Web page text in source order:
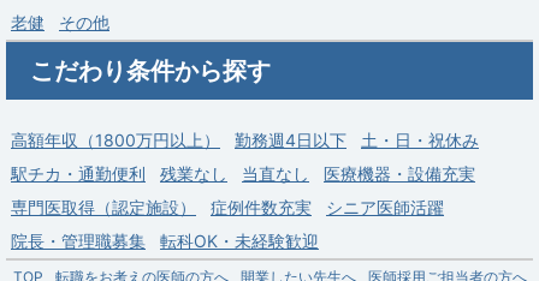
老健
その他
こだわり条件から探す
高額年収（1800万円以上） 勤務週4日以下
土・日・祝休み
駅チカ・通勤便利
残業なし 当直なし
医療機器・設備充実
専門医取得（認定施設）
症例件数充実
シニア医師活躍
院長・管理職募集
転科OK・未経験歓迎
TOP 転職をお考えの医師の方へ 開業したい先生へ 医師採用ご担当者の方へ